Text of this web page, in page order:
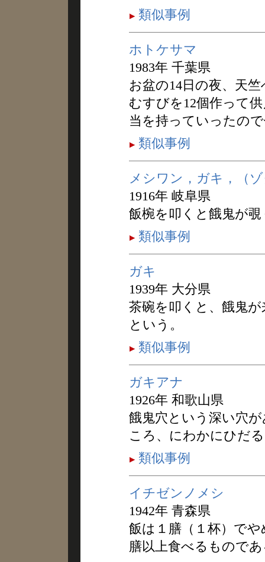
類似事例
ホトケサマ
1983年 千葉県
お盆の14日の夜、天
むすびを12個作って
当を持っていったの
類似事例
メシワン，ガキ，（
1916年 岐阜県
飯椀を叩くと餓鬼が
類似事例
ガキ
1939年 大分県
茶碗を叩くと、餓鬼
という。
類似事例
ガキアナ
1926年 和歌山県
餓鬼穴という深い穴
ころ、にわかにひだ
類似事例
イチゼンノメシ
1942年 青森県
飯は１膳（１杯）で
膳以上食べるもので